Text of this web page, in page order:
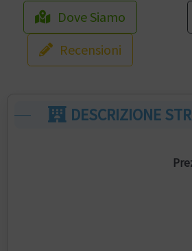
Dove Siamo
Recensioni
DESCRIZIONE